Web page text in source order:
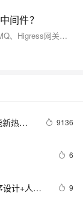
间件？
阿里云发布AI中间件，推出AgentScope-Java、AI MQ、Higress网关、Nacos注册中心及可观测体系，全面开源核心技术，构建分布式多Agent架构基座，助力企业级AI应用规模化落地，推动AI原生应用进入新范式。
热潮
9136
6
计+人工
9